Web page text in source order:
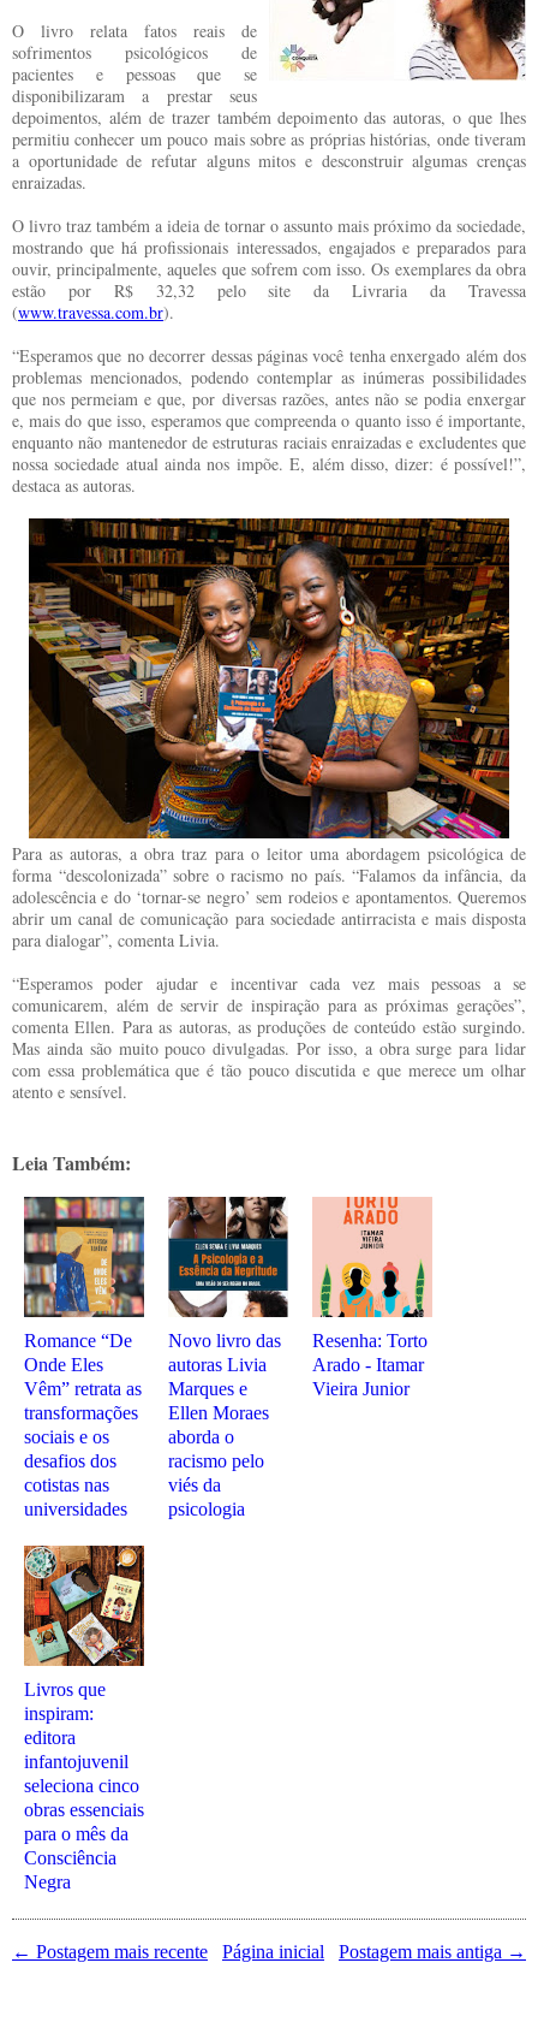
O livro relata fatos reais de
sofrimentos psicológicos de
pacientes e pessoas que se
disponibilizaram a prestar seus
depoimentos, além de trazer também depoimento das autoras, o que lhes
permitiu conhecer um pouco mais sobre as próprias histórias, onde tiveram
a oportunidade de refutar alguns mitos e desconstruir algumas crenças
enraizadas.
O livro traz também a ideia de tornar o assunto mais próximo da sociedade,
mostrando que há profissionais interessados, engajados e preparados para
ouvir, principalmente, aqueles que sofrem com isso. Os exemplares da obra
estão por R$ 32,32 pelo site da Livraria da Travessa
(www.travessa.com.br).
“Esperamos que no decorrer dessas páginas você tenha enxergado além dos
problemas mencionados, podendo contemplar as inúmeras possibilidades
que nos permeiam e que, por diversas razões, antes não se podia enxergar
e, mais do que isso, esperamos que compreenda o quanto isso é importante,
enquanto não mantenedor de estruturas raciais enraizadas e excludentes que
nossa sociedade atual ainda nos impõe. E, além disso, dizer: é possível!”,
destaca as autoras.
Para as autoras, a obra traz para o leitor uma abordagem psicológica de
forma “descolonizada” sobre o racismo no país. “Falamos da infância, da
adolescência e do ‘tornar-se negro’ sem rodeios e apontamentos. Queremos
abrir um canal de comunicação para sociedade antirracista e mais disposta
para dialogar”, comenta Livia.
“Esperamos poder ajudar e incentivar cada vez mais pessoas a se
comunicarem, além de servir de inspiração para as próximas gerações”,
comenta Ellen. Para as autoras, as produções de conteúdo estão surgindo.
Mas ainda são muito pouco divulgadas. Por isso, a obra surge para lidar
com essa problemática que é tão pouco discutida e que merece um olhar
atento e sensível.
Leia Também:
Romance “De
Onde Eles
Vêm” retrata as
transformações
sociais e os
desafios dos
cotistas nas
universidades
Novo livro das
autoras Livia
Marques e
Ellen Moraes
aborda o
racismo pelo
viés da
psicologia
Resenha: Torto
Arado - Itamar
Vieira Junior
Livros que
inspiram:
editora
infantojuvenil
seleciona cinco
obras essenciais
para o mês da
Consciência
Negra
← Postagem mais recente Postagem mais antiga →
Página inicial